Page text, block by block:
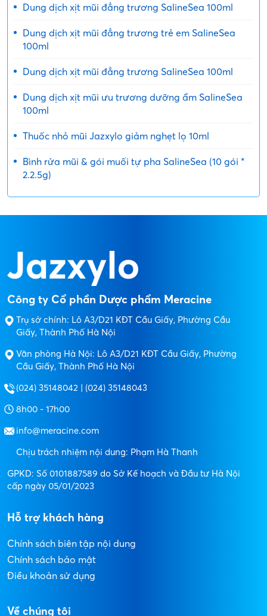
Dung dịch xịt mũi đẳng trương SalineSea 100ml
Dung dịch xịt mũi đẳng trương trẻ em SalineSea
100ml
Dung dịch xịt mũi đẳng trương SalineSea 100ml
Dung dịch xịt mũi ưu trương dưỡng ẩm SalineSea
100ml
Thuốc nhỏ mũi Jazxylo giảm nghẹt lọ 10ml
Bình rửa mũi & gói muối tự pha SalineSea (10 gói *
2.2.5g)
Công ty Cổ phần Dược phẩm Meracine
Trụ sở chính: Lô A3/D21 KĐT Cầu Giấy, Phường Cầu
Giấy, Thành Phố Hà Nội
Văn phòng Hà Nội: Lô A3/D21 KĐT Cầu Giấy, Phường
Cầu Giấy, Thành Phố Hà Nội
(024) 35148042 | (024) 35148043
8h00 - 17h00
info@meracine.com
Chịu trách nhiệm nội dung: Phạm Hà Thanh
GPKD: Số 0101887589 do Sở Kế hoạch và Đầu tư Hà Nội
cấp ngày 05/01/2023
Hỗ trợ khách hàng
Chính sách biên tập nội dung
Chính sách bảo mật
Điều khoản sử dụng
Về chúng tôi